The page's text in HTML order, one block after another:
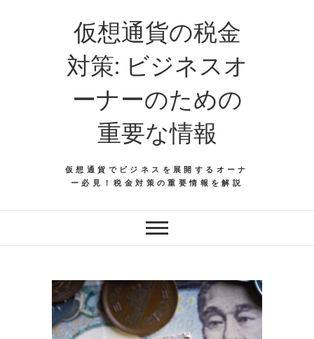
仮想通貨の税金
対策: ビジネスオ
ーナーのための
重要な情報
仮想通貨でビジネスを展開するオーナ
ー必見！税金対策の重要情報を解説